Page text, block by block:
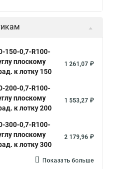
150-0,7-R100-
плоскому
к лотку 150
1 261,07 ₽
200-0,7-R100-
плоскому
к лотку 200
1 553,27 ₽
300-0,7-R100-
плоскому
к лотку 300
2 179,96 ₽
Показать больше